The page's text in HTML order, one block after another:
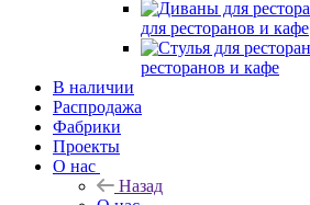
для ресторанов и кафе
ресторанов и кафе
В наличии
Распродажа
Фабрики
Проекты
О нас
Назад